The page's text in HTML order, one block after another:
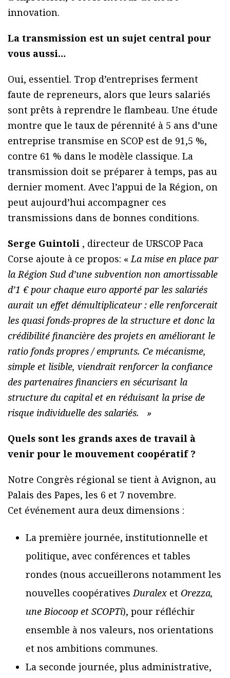
innovation.
La transmission est un sujet central pour
vous aussi…
Oui, essentiel. Trop d’entreprises ferment
faute de repreneurs, alors que leurs salariés
sont prêts à reprendre le flambeau. Une étude
montre que le taux de pérennité à 5 ans d’une
entreprise transmise en SCOP est de 91,5 %,
contre 61 % dans le modèle classique. La
transmission doit se préparer à temps, pas au
dernier moment. Avec l’appui de la Région, on
peut aujourd’hui accompagner ces
transmissions dans de bonnes conditions.
Serge Guintoli , directeur de URSCOP Paca
Corse ajoute à ce propos: «La mise en place par
la Région Sud d’une subvention non amortissable
d’1 € pour chaque euro apporté par les salariés
aurait un effet démultiplicateur : elle renforcerait
les quasi fonds-propres de la structure et donc la
crédibilité financière des projets en améliorant le
ratio fonds propres / emprunts. Ce mécanisme,
simple et lisible, viendrait renforcer la confiance
des partenaires financiers en sécurisant la
structure du capital et en réduisant la prise de
risque individuelle des salariés. »
Quels sont les grands axes de travail à
venir pour le mouvement coopératif ?
Notre Congrès régional se tient à Avignon, au
Palais des Papes, les 6 et 7 novembre.
Cet événement aura deux dimensions :
La première journée, institutionnelle et
politique, avec conférences et tables
rondes (nous accueillerons notamment les
nouvelles coopérativesDuralex et Orezza,
une Biocoop et SCOPTi), pour réfléchir
ensemble à nos valeurs, nos orientations
et nos ambitions communes.
La seconde journée, plus administrative,